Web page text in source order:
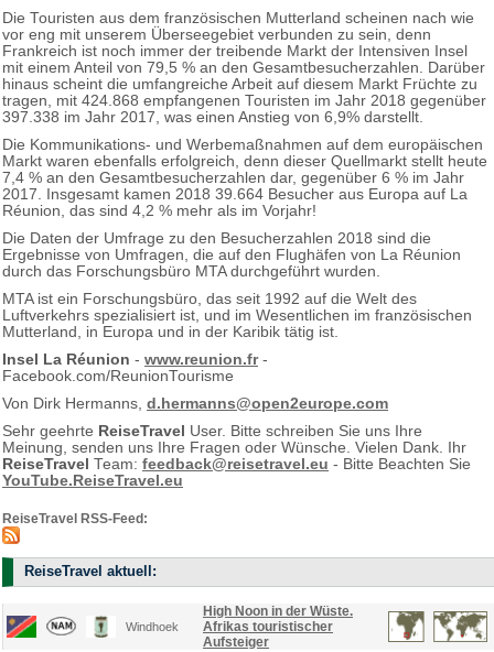
Die Touristen aus dem französischen Mutterland scheinen nach wie
vor eng mit unserem Überseegebiet verbunden zu sein, denn
Frankreich ist noch immer der treibende Markt der Intensiven Insel
mit einem Anteil von 79,5 % an den Gesamtbesucherzahlen. Darüber
hinaus scheint die umfangreiche Arbeit auf diesem Markt Früchte zu
tragen, mit 424.868 empfangenen Touristen im Jahr 2018 gegenüber
397.338 im Jahr 2017, was einen Anstieg von 6,9% darstellt.
Die Kommunikations- und Werbemaßnahmen auf dem europäischen
Markt waren ebenfalls erfolgreich, denn dieser Quellmarkt stellt heute
7,4 % an den Gesamtbesucherzahlen dar, gegenüber 6 % im Jahr
2017. Insgesamt kamen 2018 39.664 Besucher aus Europa auf La
Réunion, das sind 4,2 % mehr als im Vorjahr!
Die Daten der Umfrage zu den Besucherzahlen 2018 sind die
Ergebnisse von Umfragen, die auf den Flughäfen von La Réunion
durch das Forschungsbüro MTA durchgeführt wurden.
MTA ist ein Forschungsbüro, das seit 1992 auf die Welt des
Luftverkehrs spezialisiert ist, und im Wesentlichen im französischen
Mutterland, in Europa und in der Karibik tätig ist.
Insel La Réunion - www.reunion.fr-
Facebook.com/ReunionTourisme
Von Dirk Hermanns, d.hermanns@open2europe.com
Sehr geehrte ReiseTravel User. Bitte schreiben Sie uns Ihre
Meinung, senden uns Ihre Fragen oder Wünsche. Vielen Dank. Ihr
ReiseTravel Team: feedback@reisetravel.eu - Bitte Beachten Sie
YouTube.ReiseTravel.eu
ReiseTravel RSS-Feed:
ReiseTravel aktuell:
Windhoek
High Noon in der Wüste.
Afrikas touristischer
Aufsteiger